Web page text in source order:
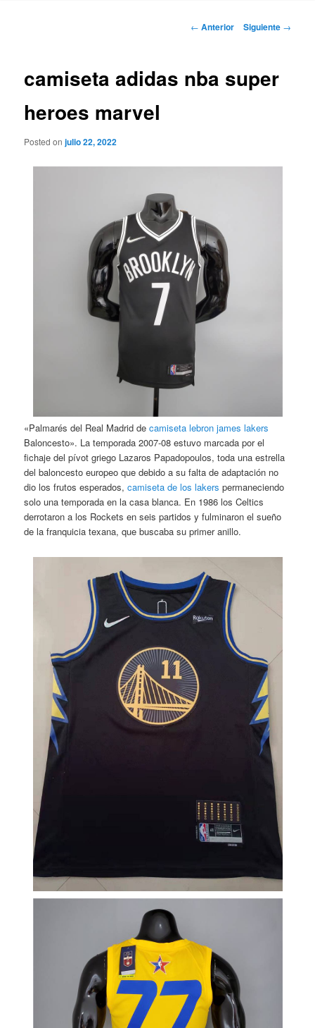
Navegación
← Anterior Siguiente →
camiseta adidas nba super
heroes marvel
Posted onjulio 22, 2022
«Palmarés del Real Madrid decamiseta lebron james lakers
Baloncesto». La temporada 2007-08 estuvo marcada por el
fichaje del pívot griego Lazaros Papadopoulos, toda una estrella
del baloncesto europeo que debido a su falta de adaptación no
dio los frutos esperados,camiseta de los lakers permaneciendo
solo una temporada en la casa blanca. En 1986 los Celtics
derrotaron a los Rockets en seis partidos y fulminaron el sueño
de la franquicia texana, que buscaba su primer anillo.